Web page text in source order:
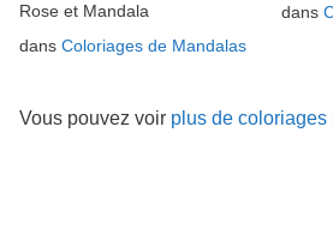
Rose et Mandala
dans Coloriages de Mandalas
dans
Vous pouvez voir plus de